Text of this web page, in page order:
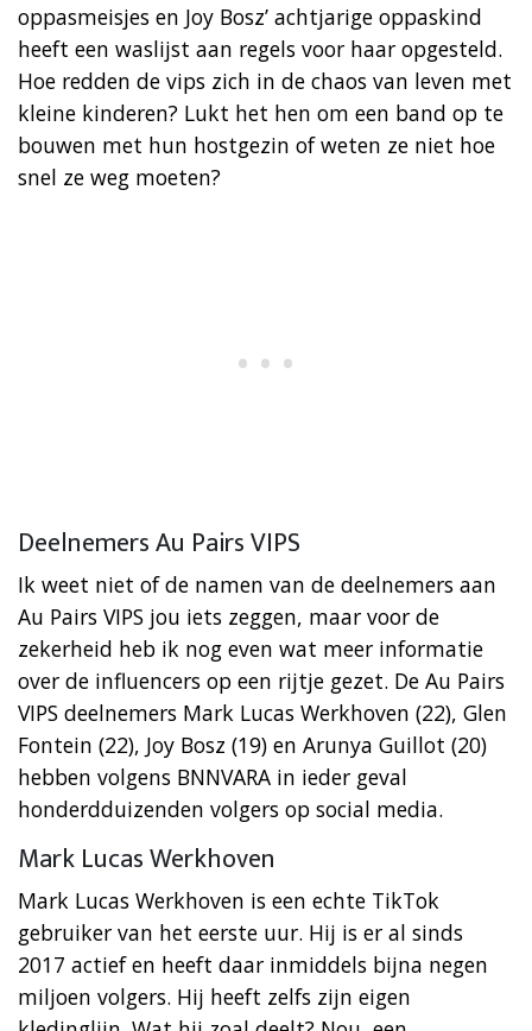
oppasmeisjes en Joy Bosz’ achtjarige oppaskind
heeft een waslijst aan regels voor haar opgesteld.
Hoe redden de vips zich in de chaos van leven met
kleine kinderen? Lukt het hen om een band op te
bouwen met hun hostgezin of weten ze niet hoe
snel ze weg moeten?
Deelnemers Au Pairs VIPS
Ik weet niet of de namen van de deelnemers aan
Au Pairs VIPS jou iets zeggen, maar voor de
zekerheid heb ik nog even wat meer informatie
over de influencers op een rijtje gezet. De Au Pairs
VIPS deelnemers Mark Lucas Werkhoven (22), Glen
Fontein (22), Joy Bosz (19) en Arunya Guillot (20)
hebben volgens BNNVARA in ieder geval
honderdduizenden volgers op social media.
Mark Lucas Werkhoven
Mark Lucas Werkhoven is een echte TikTok
gebruiker van het eerste uur. Hij is er al sinds
2017 actief en heeft daar inmiddels bijna negen
miljoen volgers. Hij heeft zelfs zijn eigen